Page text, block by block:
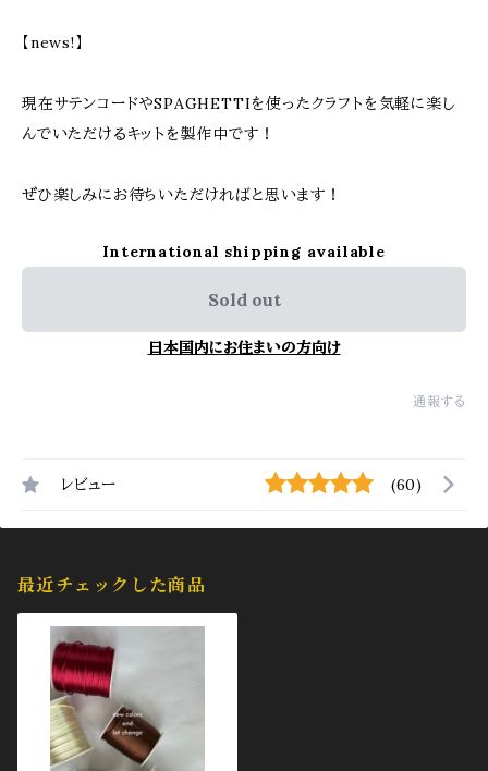
【news!】
現在サテンコードやSPAGHETTIを使ったクラフトを気軽に楽し
んでいただけるキットを製作中です！
ぜひ楽しみにお待ちいただければと思います！
International shipping available
Sold out
日本国内にお住まいの方向け
通報する
レビュー (60)
最近チェックした商品